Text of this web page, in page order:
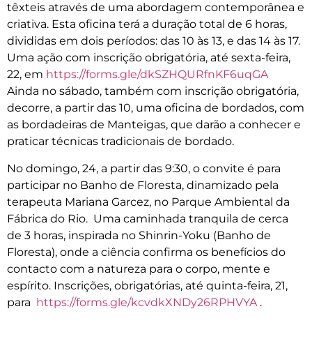
têxteis através de uma abordagem contemporânea e
criativa. Esta oficina terá a duração total de 6 horas,
divididas em dois períodos: das 10 às 13, e das 14 às 17.
Uma ação com inscrição obrigatória, até sexta-feira,
22, em https://forms.gle/dkSZHQURfnKF6uqGA
Ainda no sábado, também com inscrição obrigatória,
decorre, a partir das 10, uma oficina de bordados, com
as bordadeiras de Manteigas, que darão a conhecer e
praticar técnicas tradicionais de bordado.
No domingo, 24, a partir das 9:30, o convite é para
participar no Banho de Floresta, dinamizado pela
terapeuta Mariana Garcez, no Parque Ambiental da
Fábrica do Rio. Uma caminhada tranquila de cerca
de 3 horas, inspirada no Shinrin-Yoku (Banho de
Floresta), onde a ciência confirma os benefícios do
contacto com a natureza para o corpo, mente e
espírito. Inscrições, obrigatórias, até quinta-feira, 21,
para https://forms.gle/kcvdkXNDy26RPHVYA.